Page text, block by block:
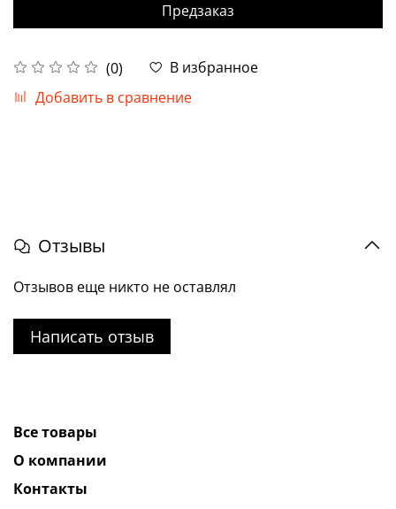
(0)
В избранное
Добавить в сравнение
Предзаказ
Отзывы
Отзывов еще никто не оставлял
Написать отзыв
Все товары
О компании
Контакты